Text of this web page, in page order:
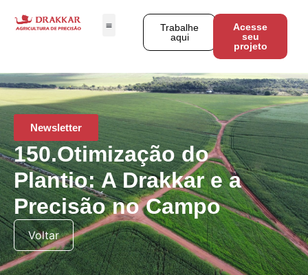
Trabalhe
aqui
Acesse
seu
projeto
Newsletter
150.Otimização do
Plantio: A Drakkar e a
Precisão no Campo
Voltar